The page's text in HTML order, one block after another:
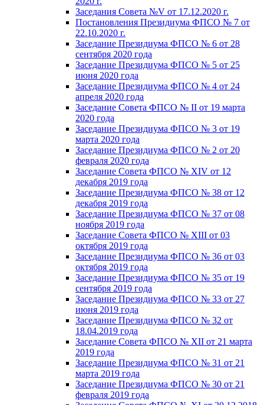
Заседания Совета №V от 17.12.2020 г.
Постановления Президиума ФПСО № 7 от
22.10.2020 г.
Заседание Президиума ФПСО № 6 от 28
сентября 2020 года
Заседание Президиума ФПСО № 5 от 25
июня 2020 года
Заседание Президиума ФПСО № 4 от 24
апреля 2020 года
Заседание Совета ФПСО № II от 19 марта
2020 года
Заседание Президиума ФПСО № 3 от 19
марта 2020 года
Заседание Президиума ФПСО № 2 от 20
февраля 2020 года
Заседание Совета ФПСО № XIV от 12
декабря 2019 года
Заседание Президиума ФПСО № 38 от 12
декабря 2019 года
Заседание Президиума ФПСО № 37 от 08
ноября 2019 года
Заседание Совета ФПСО № XIII от 03
октября 2019 года
Заседание Президиума ФПСО № 36 от 03
октября 2019 года
Заседание Президиума ФПСО № 35 от 19
сентября 2019 года
Заседание Президиума ФПСО № 33 от 27
июня 2019 года
Заседание Президиума ФПСО № 32 от
18.04.2019 года
Заседание Совета ФПСО № XII от 21 марта
2019 года
Заседание Президиума ФПСО № 31 от 21
марта 2019 года
Заседание Президиума ФПСО № 30 от 21
февраля 2019 года